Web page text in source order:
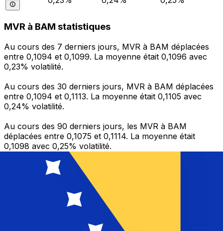
MVR à BAM statistiques
Au cours des 7 derniers jours, MVR à BAM déplacées
entre 0,1094 et 0,1099. La moyenne était 0,1096 avec
0,23% volatilité.
Au cours des 30 derniers jours, MVR à BAM déplacées
entre 0,1094 et 0,1113. La moyenne était 0,1105 avec
0,24% volatilité.
Au cours des 90 derniers jours, les MVR à BAM
déplacées entre 0,1075 et 0,1114. La moyenne était
0,1098 avec 0,25% volatilité.
Envoyer de l’argent
Gérez votre argent et vos devises lorsque vous
êtes en déplacement
L'application Xe réunit toutes les fonctionnalités
nécessaires pour vos transferts d'argent internationaux